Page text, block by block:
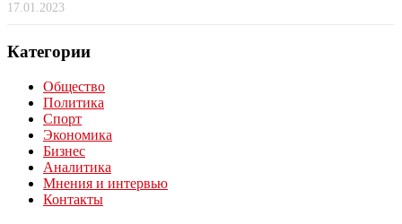
17.01.2023
Категории
Общество
Политика
Спорт
Экономика
Бизнес
Аналитика
Мнения и интервью
Контакты